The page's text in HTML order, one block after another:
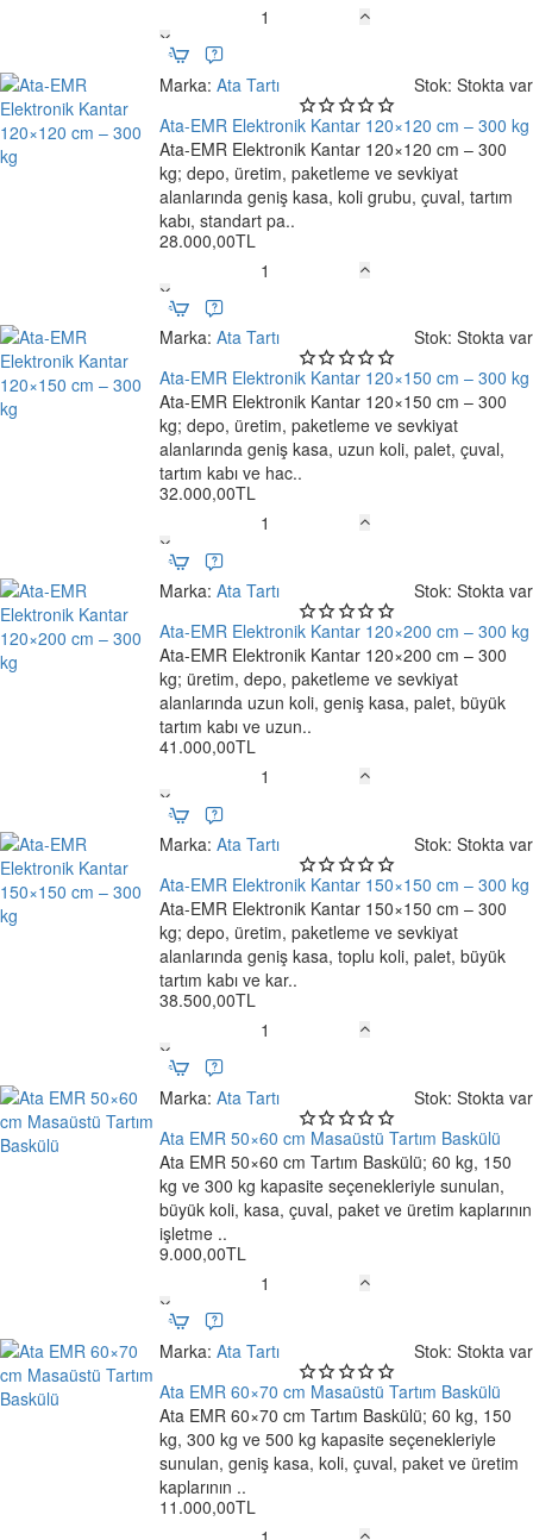
EMR
Elektronik
Kantar
100×150
cm
–
300
kg
Marka: Ata Tartı Stok: Stokta var
Ata-EMR Elektronik Kantar 120×120 cm – 300 kg
Ata-EMR Elektronik Kantar 120×120 cm – 300
kg; depo, üretim, paketleme ve sevkiyat
alanlarında geniş kasa, koli grubu, çuval, tartım
kabı, standart pa..
28.000,00TL
EMR
Elektronik
Kantar
120×120
cm
–
300
kg
Marka: Ata Tartı Stok: Stokta var
Ata-EMR Elektronik Kantar 120×150 cm – 300 kg
Ata-EMR Elektronik Kantar 120×150 cm – 300
kg; depo, üretim, paketleme ve sevkiyat
alanlarında geniş kasa, uzun koli, palet, çuval,
tartım kabı ve hac..
32.000,00TL
EMR
Elektronik
Kantar
120×150
cm
–
300
kg
Marka: Ata Tartı Stok: Stokta var
Ata-EMR Elektronik Kantar 120×200 cm – 300 kg
Ata-EMR Elektronik Kantar 120×200 cm – 300
kg; üretim, depo, paketleme ve sevkiyat
alanlarında uzun koli, geniş kasa, palet, büyük
tartım kabı ve uzun..
41.000,00TL
EMR
Elektronik
Kantar
120×200
cm
–
300
kg
Marka: Ata Tartı Stok: Stokta var
Ata-EMR Elektronik Kantar 150×150 cm – 300 kg
Ata-EMR Elektronik Kantar 150×150 cm – 300
kg; depo, üretim, paketleme ve sevkiyat
alanlarında geniş kasa, toplu koli, palet, büyük
tartım kabı ve kar..
38.500,00TL
EMR
Elektronik
Kantar
150×150
cm
–
300
kg
Marka: Ata Tartı Stok: Stokta var
Ata EMR 50×60 cm Masaüstü Tartım Baskülü
Ata EMR 50×60 cm Tartım Baskülü; 60 kg, 150
kg ve 300 kg kapasite seçenekleriyle sunulan,
büyük koli, kasa, çuval, paket ve üretim kaplarının
işletme ..
9.000,00TL
EMR
50×60
cm
Masaüstü
Tartım
Baskülü
Marka: Ata Tartı Stok: Stokta var
Ata EMR 60×70 cm Masaüstü Tartım Baskülü
Ata EMR 60×70 cm Tartım Baskülü; 60 kg, 150
kg, 300 kg ve 500 kg kapasite seçenekleriyle
sunulan, geniş kasa, koli, çuval, paket ve üretim
kaplarının ..
11.000,00TL